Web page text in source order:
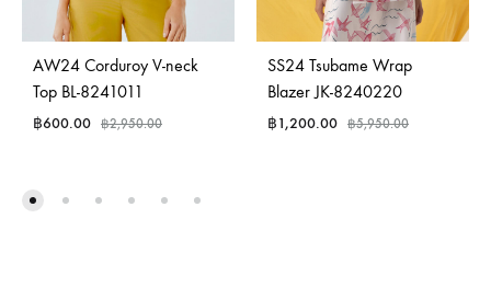
AW24 Corduroy V-neck
Top BL-8241011
฿600.00 ฿2,950.00
SS24 Tsubame Wrap
Blazer JK-8240220
฿1,200.00 ฿5,950.00